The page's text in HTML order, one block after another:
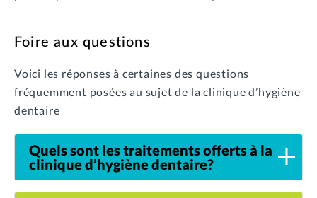
Foire aux questions
Voici les réponses à certaines des questions
fréquemment posées au sujet de la clinique d’hygiène
dentaire
Quels sont les traitements offerts à la
clinique d’hygiène dentaire?